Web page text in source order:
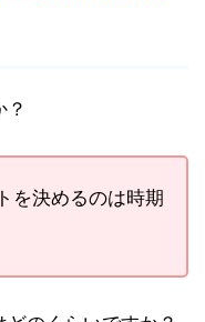
？
を決めるのは時期